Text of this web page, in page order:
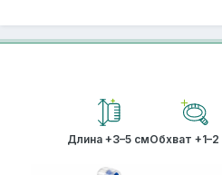
Длина +3–5 смОбхват